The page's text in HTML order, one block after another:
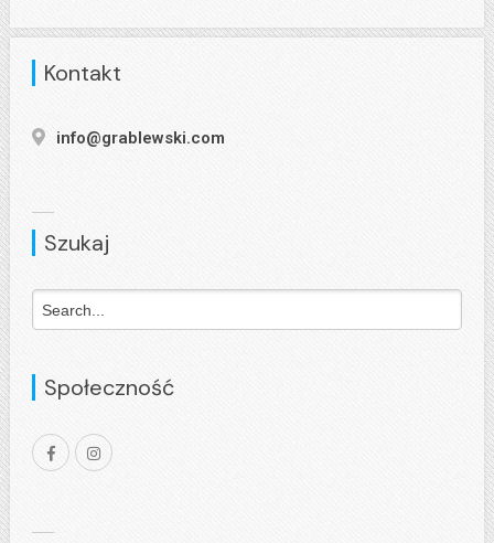
Kontakt
info@grablewski.com
Szukaj
Społeczność